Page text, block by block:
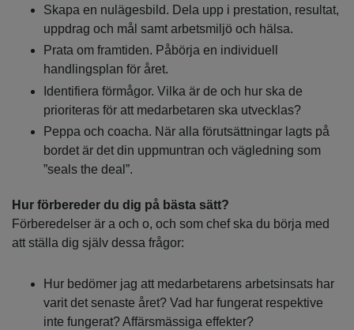
Skapa en nulägesbild. Dela upp i prestation, resultat,
uppdrag och mål samt arbetsmiljö och hälsa.
Prata om framtiden. Påbörja en individuell
handlingsplan för året.
Identifiera förmågor. Vilka är de och hur ska de
prioriteras för att medarbetaren ska utvecklas?
Peppa och coacha. När alla förutsättningar lagts på
bordet är det din uppmuntran och vägledning som
”seals the deal”.
Hur förbereder du dig på bästa sätt?
Förberedelser är a och o, och som chef ska du börja med
att ställa dig själv dessa frågor:
Hur bedömer jag att medarbetarens arbetsinsats har
varit det senaste året? Vad har fungerat respektive
inte fungerat? Affärsmässiga effekter?